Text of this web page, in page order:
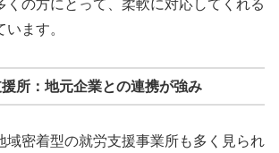
くの方にとって、柔軟に対応してくれる
ます。
所：地元企業との連携が強み
域密着型の就労支援事業所も多く見られ